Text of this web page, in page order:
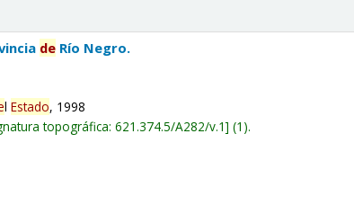
de Río Negro.
lEstado, 1998
topográfica:621.374.5/A282/v.1 (1).